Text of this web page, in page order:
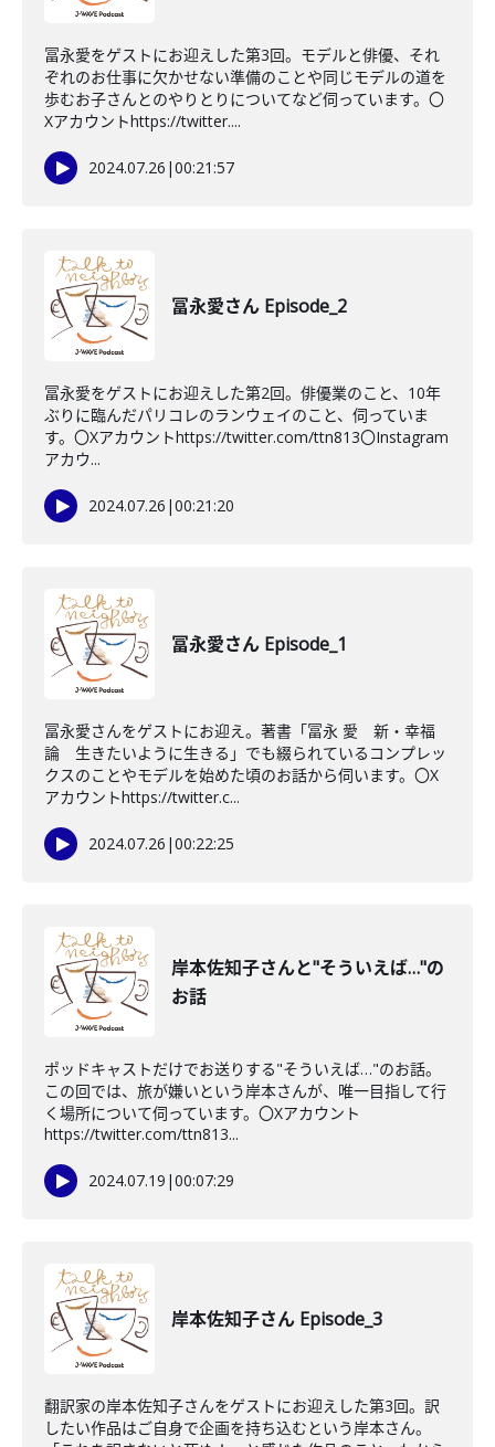
冨永愛をゲストにお迎えした第3回。モデルと俳優、それ
ぞれのお仕事に欠かせない準備のことや同じモデルの道を
歩むお子さんとのやりとりについてなど伺っています。〇
Xアカウントhttps://twitter....
2024.07.26 |00:21:57
冨永愛さん Episode_2
冨永愛をゲストにお迎えした第2回。俳優業のこと、10年
ぶりに臨んだパリコレのランウェイのこと、伺っていま
す。〇Xアカウントhttps://twitter.com/ttn813〇Instagram
アカウ...
2024.07.26 |00:21:20
冨永愛さん Episode_1
冨永愛さんをゲストにお迎え。著書「冨永 愛 新・幸福
論 生きたいように生きる」でも綴られているコンプレッ
クスのことやモデルを始めた頃のお話から伺います。〇X
アカウントhttps://twitter.c...
2024.07.26 |00:22:25
岸本佐知子さんと"そういえば…"の
お話
ポッドキャストだけでお送りする"そういえば…"のお話。
この回では、旅が嫌いという岸本さんが、唯一目指して行
く場所について伺っています。〇Xアカウント
https://twitter.com/ttn813...
2024.07.19 |00:07:29
岸本佐知子さん Episode_3
翻訳家の岸本佐知子さんをゲストにお迎えした第3回。訳
したい作品はご自身で企画を持ち込むという岸本さん。